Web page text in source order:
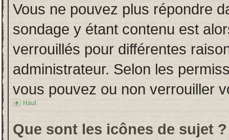
Vous ne pouvez plus répondre
sondage y étant contenu est
verrouillés pour différentes
administrateur. Selon les
vous pouvez ou non verrouiller
Haut
Que sont les icônes de sujet ?